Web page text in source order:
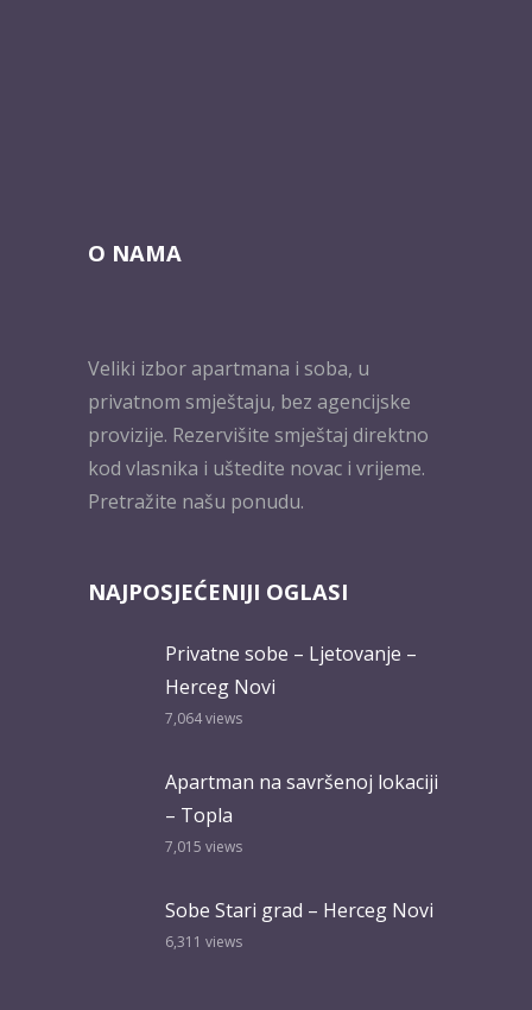
O NAMA
Veliki izbor apartmana i soba, u
privatnom smještaju, bez agencijske
provizije. Rezervišite smještaj direktno
kod vlasnika i uštedite novac i vrijeme.
Pretražite našu ponudu.
NAJPOSJEĆENIJI OGLASI
Privatne sobe – Ljetovanje –
Herceg Novi
7,064views
Apartman na savršenoj lokaciji
– Topla
7,015 views
Sobe Stari grad – Herceg Novi
6,311 views